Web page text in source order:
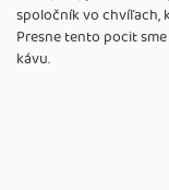
spoločník vo chvíľach,
Presne tento pocit
kávu.